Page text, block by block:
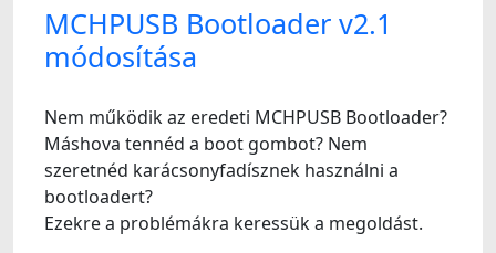
MCHPUSB Bootloader v2.1
módosítása
Nem működik az eredeti MCHPUSB Bootloader?
Máshova tennéd a boot gombot? Nem
szeretnéd karácsonyfadísznek használni a
bootloadert?
Ezekre a problémákra keressük a megoldást.